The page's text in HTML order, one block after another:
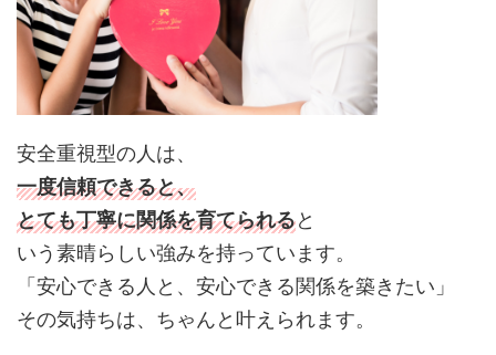
安全重視型の人は、
一度信頼できると、
とても丁寧に関係を育てられると
いう素晴らしい強みを持っています。
「安心できる人と、安心できる関係を築きたい」
その気持ちは、ちゃんと叶えられます。